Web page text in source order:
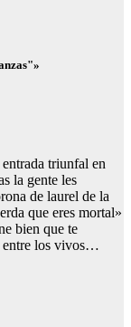
triunfal en
la gente les
de laurel de la
que eres mortal»
bien que te
entre los vivos…